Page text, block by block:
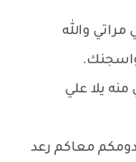
والله
يلا علي
معاكم رعد